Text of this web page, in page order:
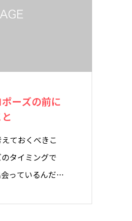
ポーズの前に
ておくべきこ
タイミングで
っているんだ